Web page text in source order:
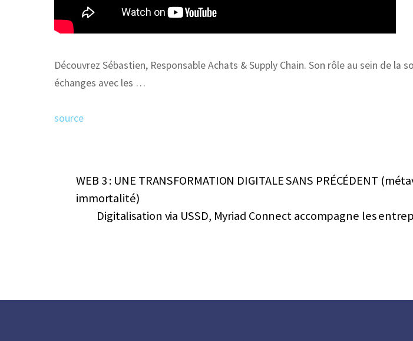
Découvrez Sébastien, Responsable Achats & Supply Chain. Son rôle au sein de la
échanges avec les …
source
WEB 3 : UNE TRANSFORMATION DIGITALE SANS PRÉCÉDENT
immortalité)
Digitalisation via USSD, Myriad Connect accompagne les